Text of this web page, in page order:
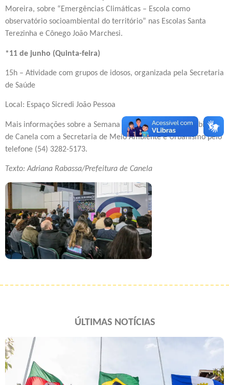
Moreira, sobre “Emergências Climáticas – Escola como
observatório socioambiental do território” nas Escolas Santa
Terezinha e Cônego João Marchesi.
*11 de junho (Quinta-feira)
15h – Atividade com grupos de idosos, organizada pela Secretaria
de Saúde
Local: Espaço Sicredi João Pessoa
Mais informações sobre a Semana Municipal do Meio Ambiente
de Canela com a Secretaria de Meio Ambiente e Urbanismo pelo
telefone (54) 3282-5173.
Texto: Adriana Rabassa/Prefeitura de Canela
ÚLTIMAS NOTÍCIAS